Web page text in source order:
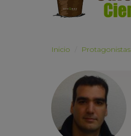
Inicio Protagonistas